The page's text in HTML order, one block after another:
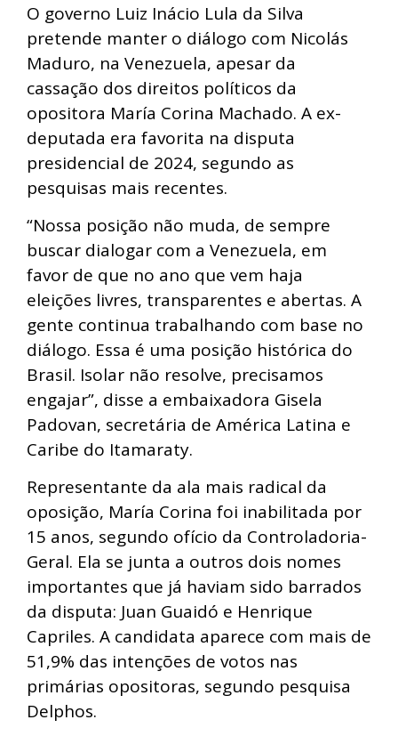
O governo Luiz Inácio Lula da Silva
pretende manter o diálogo com Nicolás
Maduro, na Venezuela, apesar da
cassação dos direitos políticos da
opositora María Corina Machado. A ex-
deputada era favorita na disputa
presidencial de 2024, segundo as
pesquisas mais recentes.
“Nossa posição não muda, de sempre
buscar dialogar com a Venezuela, em
favor de que no ano que vem haja
eleições livres, transparentes e abertas. A
gente continua trabalhando com base no
diálogo. Essa é uma posição histórica do
Brasil. Isolar não resolve, precisamos
engajar”, disse a embaixadora Gisela
Padovan, secretária de América Latina e
Caribe do Itamaraty.
Representante da ala mais radical da
oposição, María Corina foi inabilitada por
15 anos, segundo ofício da Controladoria-
Geral. Ela se junta a outros dois nomes
importantes que já haviam sido barrados
da disputa: Juan Guaidó e Henrique
Capriles. A candidata aparece com mais de
51,9% das intenções de votos nas
primárias opositoras, segundo pesquisa
Delphos.